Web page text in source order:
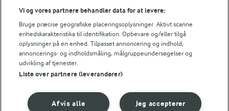
Andre gode forslag
Vi og vores partnere behandler data for at levere:
Bruge præcise geografiske placeringsoplysninger. Aktivt scanne
enhedskarakteristika til identifikation. Opbevare og/eller tilgå
oplysninger på en enhed. Tilpasset annoncering og indhold,
annoncerings- og indholdsmåling, målgruppeundersøgelser og
udvikling af tjenester.
Liste over partnere (leverandører)
Jeg accepterer
Afvis alle